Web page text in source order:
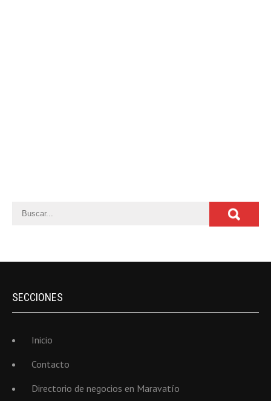
SECCIONES
Inicio
Contacto
Directorio de negocios en Maravatío